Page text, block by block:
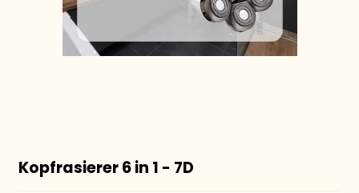
Kopfrasierer 6 in 1 - 7D